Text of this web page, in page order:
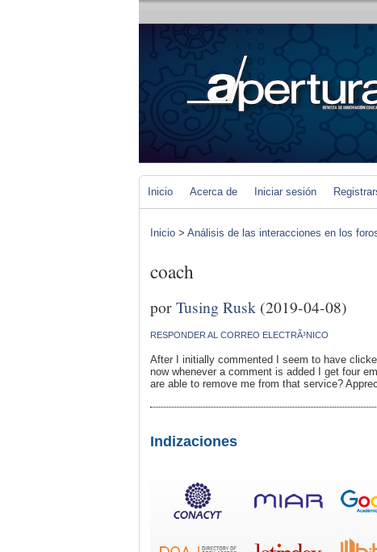
Inicio Acerca de Iniciar sesión
Inicio > Análisis de las interacciones en los
coach
porTusing Rusk (2019-04-08)
RESPONDER AL CORREO ELECTRÃ³NICO
After I initially commented I seem to have
now whenever a comment is added I get four
are able to remove me from that service?
Indizaciones